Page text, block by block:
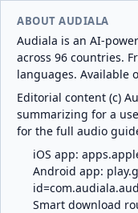
ABOUT AUDIALA
Audiala is an AI-
across 96 countries.
languages. Available
Editorial content (c)
summarizing for a
for the full audio
iOS app:
Android app:
Smart download